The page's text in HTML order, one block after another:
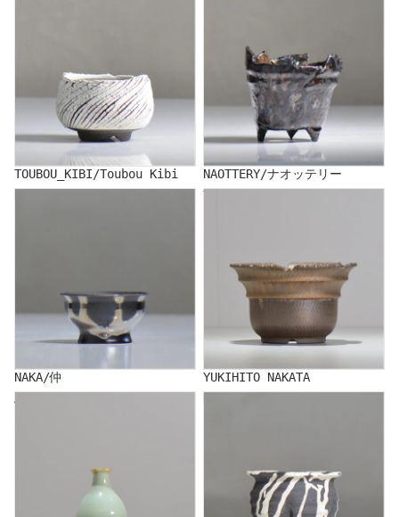
TOUBOU_KIBI/Toubou Kibi
NAOTTERY/ナオッテリー
NAKA/仲
YUKIHITO NAKATA
YUKIHITO NAKATA
AKIHIKO NAKANO